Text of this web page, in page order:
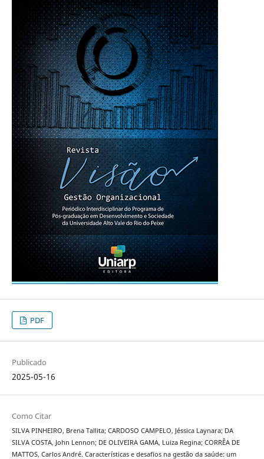
PDF
Publicado
2025-05-16
Como Citar
SILVA PINHEIRO, Brena Tallita; CARDOSO CAMPELO, Jéssica Laynara; DA
SILVA COSTA, John Lennon; DE OLIVEIRA GAMA, Luiza Regina; CORRÊA DE
MATTOS, Carlos André. Características e desafios na gestão da saúde: um